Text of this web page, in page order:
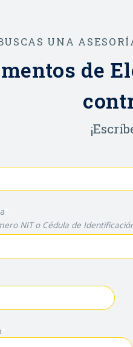
UNA
de
NIT o Cédula de